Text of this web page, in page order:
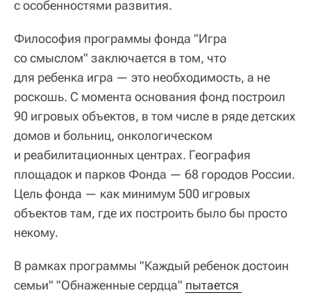
с особенностями развития.
Философия программы фонда "Игра
со смыслом" заключается в том, что
для ребенка игра — это необходимость, а не
роскошь. С момента основания фонд построил
90 игровых объектов, в том числе в ряде детских
домов и больниц, онкологическом
и реабилитационных центрах. География
площадок и парков Фонда — 68 городов России.
Цель фонда — как минимум 500 игровых
объектов там, где их построить было бы просто
некому.
В рамках программы "Каждый ребенок достоин
семьи" "Обнаженные сердца" пытается